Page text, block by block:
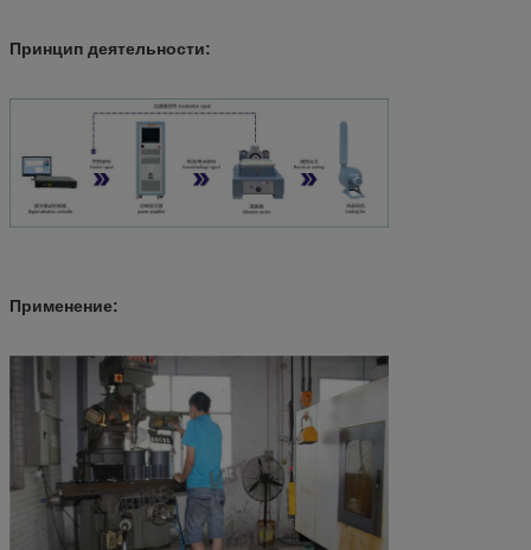
Принцип деятельности:
Применение: